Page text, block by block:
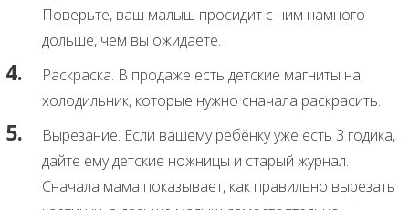
Поверьте, ваш малыш просидит с ним намного
дольше, чем вы ожидаете.
Раскраска. В продаже есть детские магниты на
холодильник, которые нужно сначала раскрасить.
Вырезание. Если вашему ребёнку уже есть 3 годика,
дайте ему детские ножницы и старый журнал.
Сначала мама показывает, как правильно вырезать